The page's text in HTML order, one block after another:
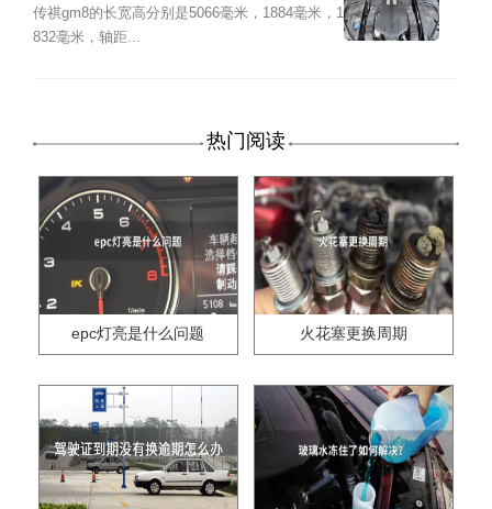
传祺gm8的长宽高分别是5066毫米，1884毫米，1
832毫米，轴距...
热门阅读
epc灯亮是什么问题 火花塞更换周期